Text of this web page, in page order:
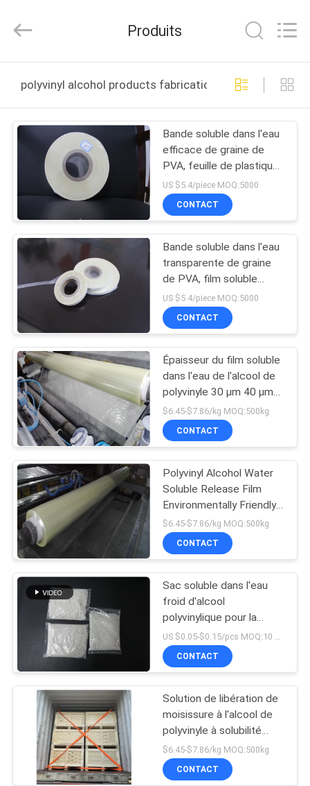
LA
MAISON
PRODUITS
PROPOS
DE
NOUS
VISITE
DE
L'USINE
CONTRÔLE
DE
LA
QUALITÉ
NOUVELLES
DEMANDEZ
UN DEVIS
PLAN
DU
SITE
PRIVACY
POLICY
Greencradleland
Macromolecule
Ltd..
Reserved.
Produits
polyvinyl alcohol products fabrication en ligne
Bande soluble dans l'eau
efficace de graine de
PVA, feuille de plastique
soluble d'alcool
polyvinylique
US $5.4/piece MOQ:5000
CONTACT
Bande soluble dans l'eau
transparente de graine
de PVA, film soluble
d'alcool polyvinylique
agricole
US $5.4/piece MOQ:5000
CONTACT
Épaisseur du film soluble
dans l'eau de l'alcool de
polyvinyle 30 μm 40 μm
Idéal pour les capsules
de détergent Emballage
et protection de
$6.45-$7.86/kg MOQ:500kg
CONTACT
Polyvinyl Alcohol Water
Soluble Release Film
Environmentally Friendly
Yes 3 Inches Paper Tube
for Eco-Friendly
Packaging
$6.45-$7.86/kg MOQ:500kg
CONTACT
Sac soluble dans l'eau
froid d'alcool
polyvinylique pour la
poudre de colorant
US $0.05-$0.15/pcs MOQ:10 000 PCs
CONTACT
Solution de libération de
moisissure à l'alcool de
polyvinyle à solubilité
dans l'eau inférieure à 10
minutes conçue pour les
opérations de libération
$6.45-$7.86/kg MOQ:500kg
CONTACT